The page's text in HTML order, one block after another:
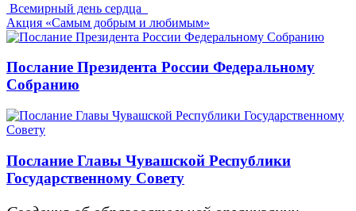
Всемирный день сердца
Акция «Самым добрым и любимым»
Послание Президента России Федеральному
Собранию
Послание Главы Чувашской Республики
Государственному Совету